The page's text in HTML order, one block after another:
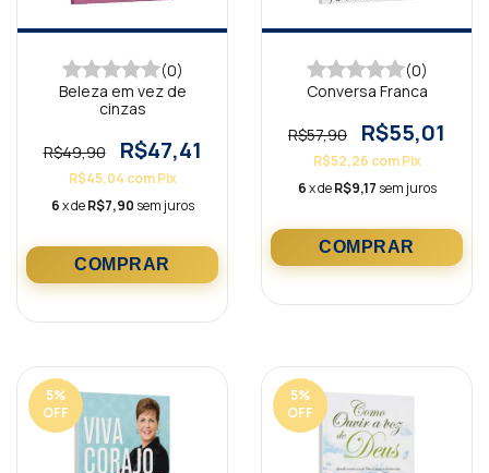
(0)
Beleza em vez de
cinzas
R$49,90 R$47,41
R$45,04 com Pix
6x deR$7,90 sem juros
(0)
Conversa Franca
R$57,90 R$55,01
R$52,26 com Pix
6x deR$9,17 sem juros
5%
OFF
5%
OFF